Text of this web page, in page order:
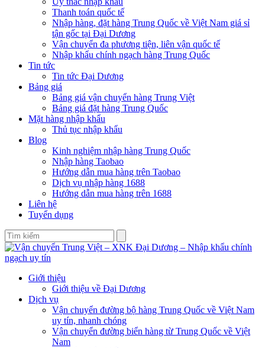
Thanh toán quốc tế
Nhập hàng, đặt hàng Trung Quốc về Việt Nam giá sỉ
tận gốc tại Đại Dương
Vận chuyển đa phương tiện, liên vận quốc tế
Nhập khẩu chính ngạch hàng Trung Quốc
Tin tức
Tin tức Đại Dương
Bảng giá
Bảng giá vận chuyển hàng Trung Việt
Bảng giá đặt hàng Trung Quốc
Mặt hàng nhập khẩu
Thủ tục nhập khẩu
Blog
Kinh nghiệm nhập hàng Trung Quốc
Nhập hàng Taobao
Hướng dẫn mua hàng trên Taobao
Dịch vụ nhập hàng 1688
Hướng dẫn mua hàng trên 1688
Liên hệ
Tuyển dụng
Giới thiệu
Giới thiệu về Đại Dương
Dịch vụ
Vận chuyển đường bộ hàng Trung Quốc về Việt Nam
uy tín, nhanh chóng
Vận chuyển đường biển hàng từ Trung Quốc về Việt
Nam